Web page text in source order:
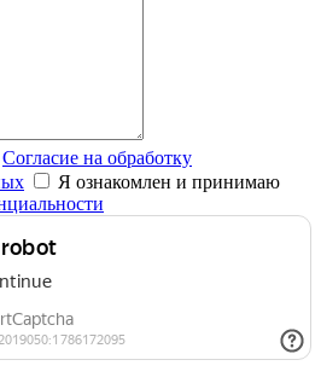
Согласие на обработку
Я ознакомлен и принимаю